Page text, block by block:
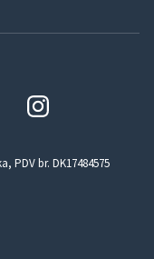
PDV br. DK17484575